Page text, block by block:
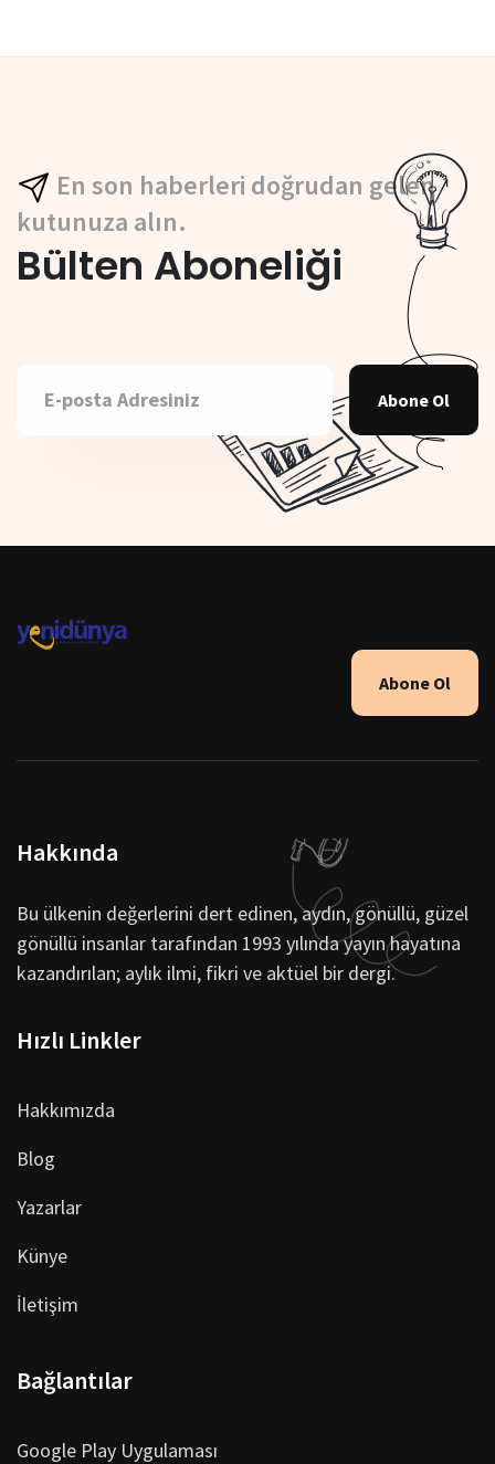
En son haberleri doğrudan gelen
kutunuza alın.
Bülten Aboneliği
Abone Ol
Abone Ol
Hakkında
Bu ülkenin değerlerini dert edinen, aydın, gönüllü, güzel
gönüllü insanlar tarafından 1993 yılında yayın hayatına
kazandırılan; aylık ilmi, fikri ve aktüel bir dergi.
Hızlı Linkler
Hakkımızda
Blog
Yazarlar
Künye
İletişim
Bağlantılar
Google Play Uygulaması